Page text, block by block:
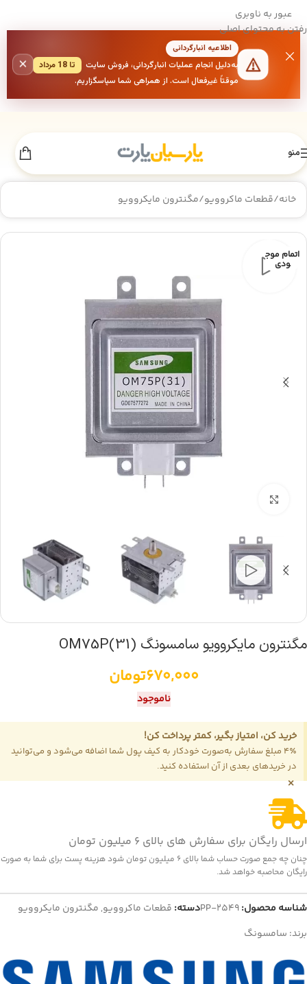
عبور به ناوبری
رفتن به محتوای اصلی
اطلاعیه انبارگردانی
به‌دلیل انجام عملیات انبارگردانی، فروش سایت
تا 18 مرداد
موقتاً غیرفعال است. از همراهی شما سپاسگزاریم.
×
منو
خانه/قطعات ماکروویو/مگنترون مایکروویو
اتمام موج
ودی
مگنترون مایکروویو سامسونگ OM75P(31)
670,000تومان
ناموجود
خرید کن، امتیاز بگیر، کمتر پرداخت کن!
4٪ مبلغ سفارش به‌صورت خودکار به کیف پول شما اضافه می‌شود و می‌توانید
در خریدهای بعدی از آن استفاده کنید.
×
ارسال رایگان برای سفارش های بالای 6 میلیون تومان
چنان چه جمع صورت حساب شما بالای 6 میلیون تومان شود هزینه پست برای شما به صورت
رایگان محاصبه خواهد شد.
شناسه محصول:PP-2549دسته: قطعات ماکروویو, مگنترون مایکروویو
برند: سامسونگ